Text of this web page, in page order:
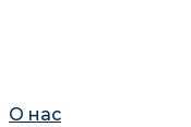
О нас